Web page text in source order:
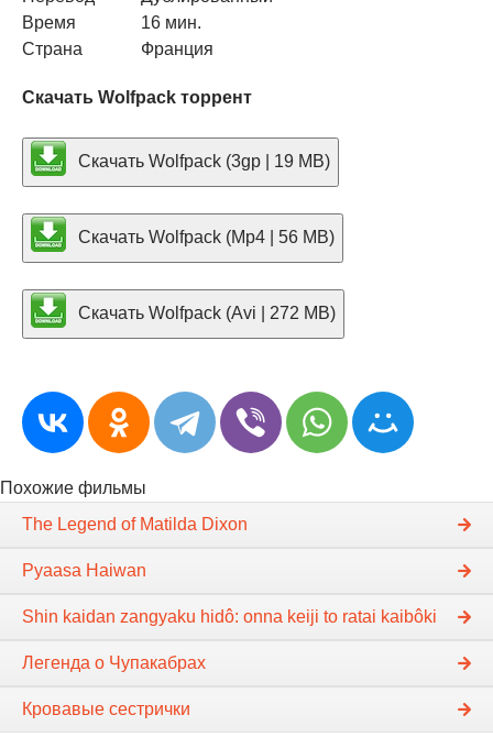
Время
16 мин.
Страна
Франция
Скачать Wolfpack торрент
Скачать Wolfpack (3gp | 19 MB)
Скачать Wolfpack (Mp4 | 56 MB)
Скачать Wolfpack (Avi | 272 MB)
Похожие фильмы
The Legend of Matilda Dixon
Pyaasa Haiwan
Shin kaidan zangyaku hidô: onna keiji to ratai kaibôki
Легенда о Чупакабрах
Кровавые сестрички